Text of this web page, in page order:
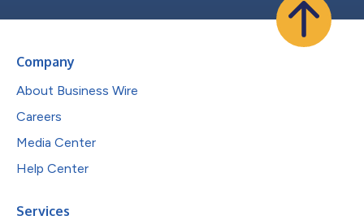
Company
About Business Wire
Careers
Media Center
Help Center
Services